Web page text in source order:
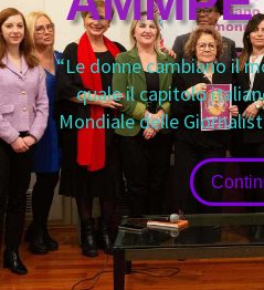
“Le donne cambiano il
quale il capitolo
Mondiale delle